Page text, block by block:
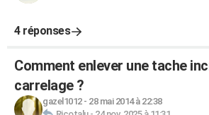
4 réponses
Comment enlever une tache
carrelage ?
gazel1012- 28 mai 2014 à 22:38